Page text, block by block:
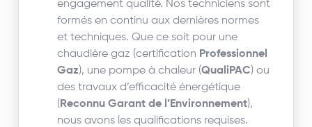
engagement qualité. Nos techniciens sont
formés en continu aux dernières normes
et techniques. Que ce soit pour une
chaudière gaz (certification Professionnel
Gaz), une pompe à chaleur (QualiPAC) ou
des travaux d’efficacité énergétique
( Reconnu Garant de l’Environnement),
nous avons les qualifications requises.